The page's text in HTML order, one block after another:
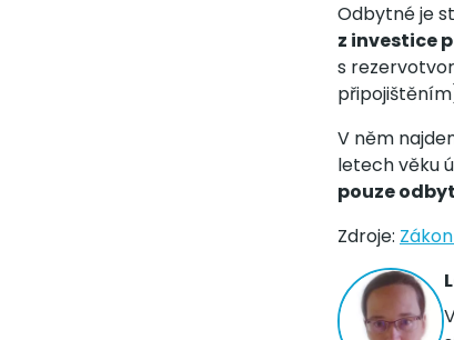
Odbytné je
z investice
s
V něm
letech věku
pouze
Zdroje: